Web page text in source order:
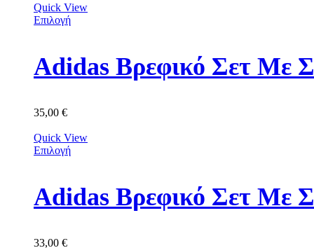
Quick View
Επιλογή
Adidas Βρεφικό Σετ Με
35,00 €
Quick View
Επιλογή
Adidas Βρεφικό Σετ Με
33,00 €